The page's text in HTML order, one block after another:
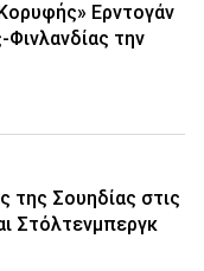
Ερντογάν
την
Σουηδίας στις
Στόλτενμπεργκ